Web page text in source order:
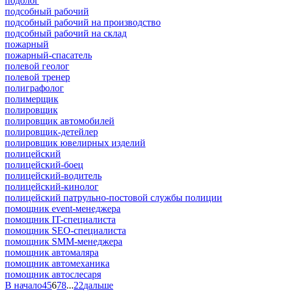
подсобный рабочий
подсобный рабочий на производство
подсобный рабочий на склад
пожарный
пожарный-спасатель
полевой геолог
полевой тренер
полиграфолог
полимерщик
полировщик
полировщик автомобилей
полировщик-детейлер
полировщик ювелирных изделий
полицейский
полицейский-боец
полицейский-водитель
полицейский-кинолог
полицейский патрульно-постовой службы полиции
помощник event-менеджера
помощник IT-специалиста
помощник SEO-специалиста
помощник SMM-менеджера
помощник автомаляра
помощник автомеханика
помощник автослесаря
В начало45678...22дальше